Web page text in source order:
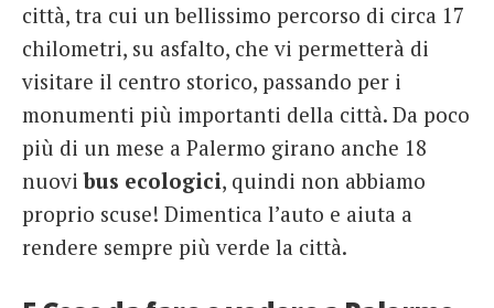
città, tra cui un bellissimo percorso di circa 17
chilometri, su asfalto, che vi permetterà di
visitare il centro storico, passando per i
monumenti più importanti della città. Da poco
più di un mese a Palermo girano anche 18
nuovibus ecologici, quindi non abbiamo
proprio scuse! Dimentica l’auto e aiuta a
rendere sempre più verde la città.